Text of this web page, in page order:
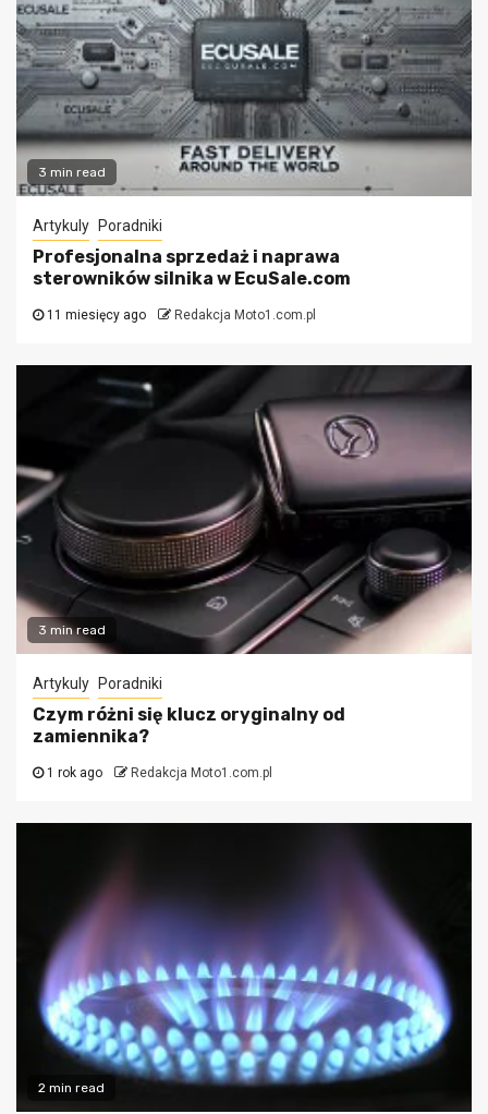
3 min read
Artykuly Poradniki
Profesjonalna sprzedaż i naprawa
sterowników silnika w EcuSale.com
11 miesięcy ago Redakcja Moto1.com.pl
3 min read
Artykuly Poradniki
Czym różni się klucz oryginalny od
zamiennika?
1 rok ago Redakcja Moto1.com.pl
2 min read